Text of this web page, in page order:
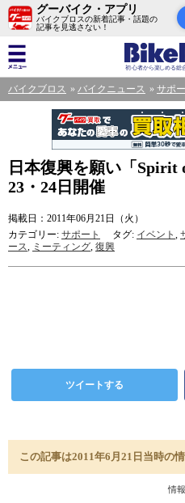
グーバイク・アプリ
バイクブロスの新着記事・話題の
記事を見逃さない！
バイクブロス バイクニュース サポ
日本復興を願い「Spirit
23・24日開催
掲載日：2011年06月21日（火）
カテゴリー: サポート タグ: イベント ,
ース, ミーティング, 復興
ツイートする
この記事は2011年6月21日当時の
情